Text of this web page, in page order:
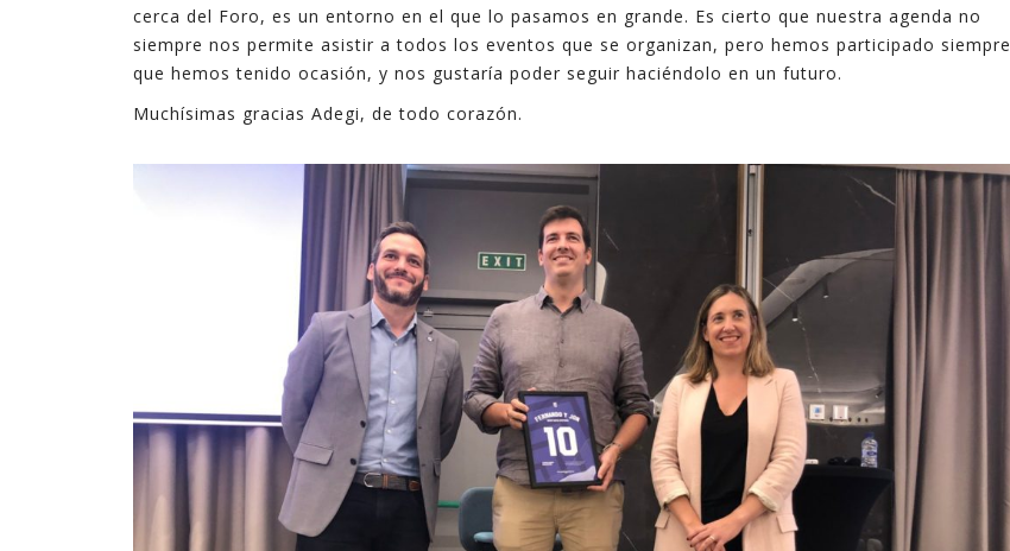
cerca del Foro, es un entorno en el que lo pasamos en grande. Es cierto que nuestra agenda no
siempre nos permite asistir a todos los eventos que se organizan, pero hemos participado siempre
que hemos tenido ocasión, y nos gustaría poder seguir haciéndolo en un futuro.
Muchísimas gracias Adegi, de todo corazón.